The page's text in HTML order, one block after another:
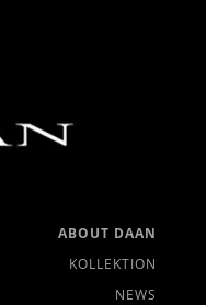
ABOUT DAAN
KOLLEKTION
NEWS